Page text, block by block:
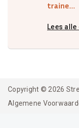
traine...
Lees
Copyright © 2026
Algemene